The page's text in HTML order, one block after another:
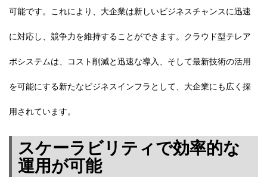
可能です。これにより、大企業は新しいビジネスチャンスに迅速
に対応し、競争力を維持することができます。クラウド型テレア
ポシステムは、コスト削減と迅速な導入、そして最新技術の活用
を可能にする新たなビジネスインフラとして、大企業にも広く採
用されています。
スケーラビリティで効率的な
運用が可能